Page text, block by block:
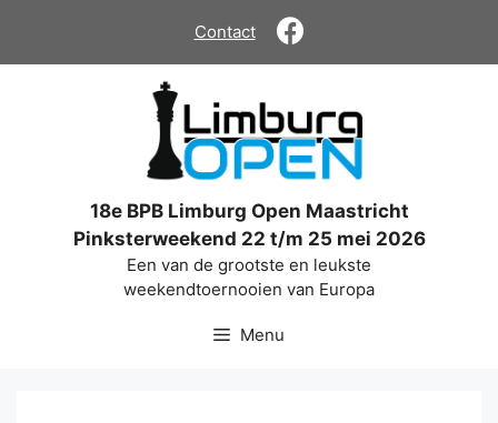
de
Contact
18e BPB Limburg Open Maastricht
Pinksterweekend 22 t/m 25 mei 2026
Een van de grootste en leukste
weekendtoernooien van Europa
Menu